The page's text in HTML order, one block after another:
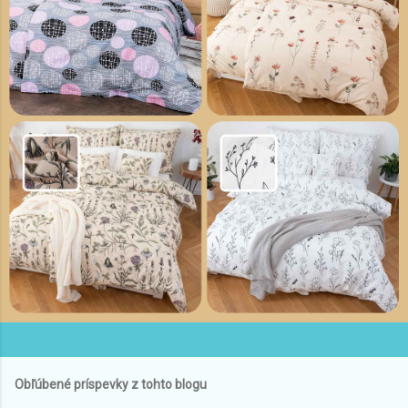
Obľúbené príspevky z tohto blogu